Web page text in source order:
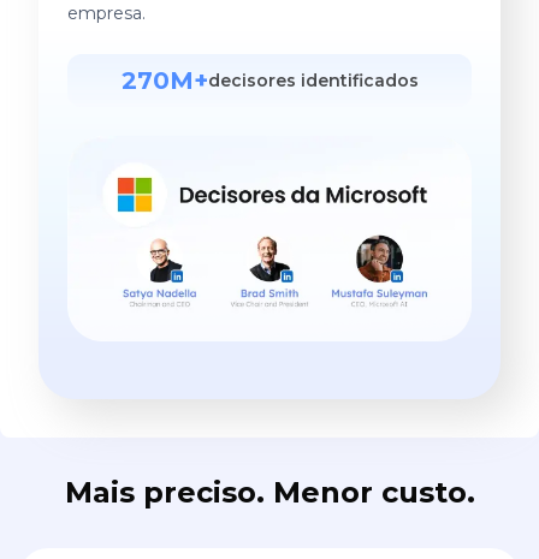
empresa.
270M+decisores identificados
Mais preciso. Menor custo.